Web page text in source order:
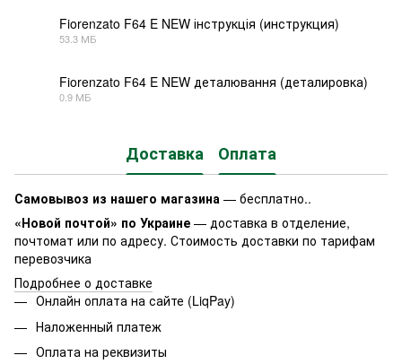
Fiorenzato F64 E NEW інструкція (инструкция)
53.3 МБ
Fiorenzato F64 E NEW деталювання (деталировка)
0.9 МБ
Доставка Оплата
Самовывоз из нашего магазина — бесплатно..
«Новой почтой» по Украине — доставка в отделение,
почтомат или по адресу. Стоимость доставки по тарифам
перевозчика
Подробнее о доставке
Онлайн оплата на сайте (LiqPay)
Наложенный платеж
Оплата на реквизиты